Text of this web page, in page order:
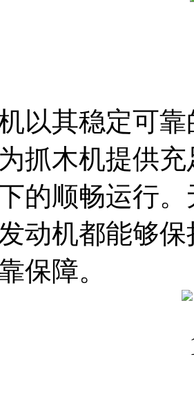
以其稳定可
抓木机提供
的顺畅运行
动机都能够
保障。